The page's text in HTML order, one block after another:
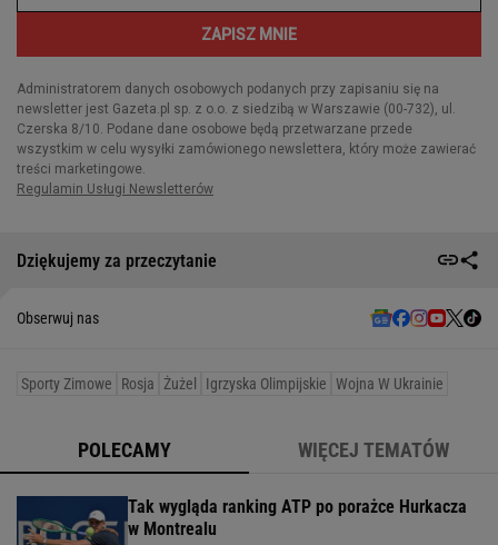
Dziękujemy za przeczytanie
Obserwuj nas
Sporty Zimowe Rosja Żużel Igrzyska Olimpijskie Wojna W Ukrainie
POLECAMY WIĘCEJ TEMATÓW
Tak wygląda ranking ATP po porażce Hurkacza
w Montrealu